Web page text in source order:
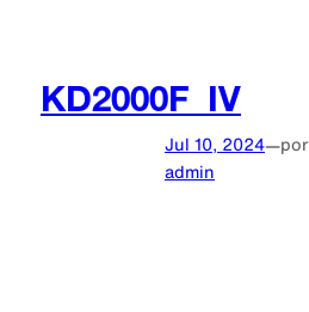
KD2000F_IV
Jul 10, 2024—por
admin